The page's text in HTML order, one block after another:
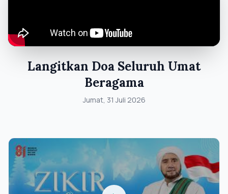
Langitkan Doa Seluruh Umat
Beragama
Jumat, 31 Juli 2026